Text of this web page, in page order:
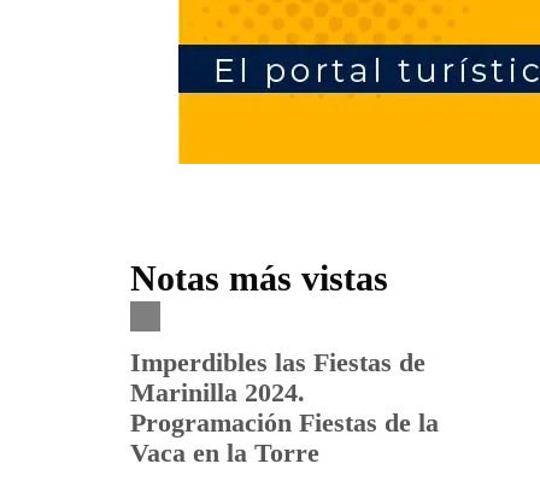
Notas más vistas